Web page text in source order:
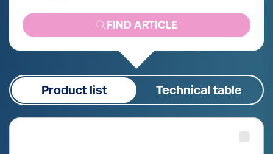
FIND ARTICLE
Product list Technical table